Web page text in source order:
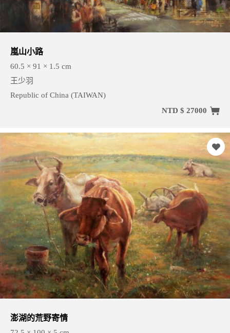
嵐山小路
60.5 × 91 × 1.5 cm
王少羽
Republic of China (TAIWAN)
NTD $ 27000
澎湖的荒野寄情